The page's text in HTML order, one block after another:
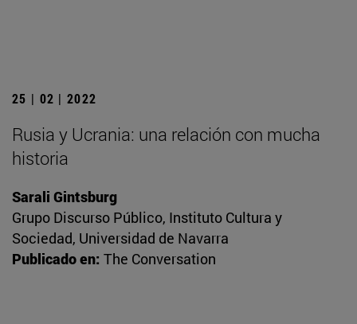
25 | 02 | 2022
Rusia y Ucrania: una relación con mucha
historia
Sarali Gintsburg
Grupo Discurso Público, Instituto Cultura y
Sociedad, Universidad de Navarra
Publicado en: The Conversation